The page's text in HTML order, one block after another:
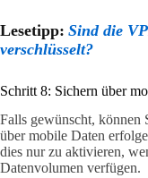
Lesetipp: Sind die
verschlüsselt?
Schritt 8: Sichern über
Falls gewünscht, können
über mobile Daten
dies nur zu aktivieren,
Datenvolumen verfügen.